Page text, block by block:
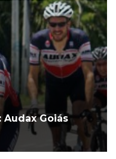
Audax Goiás